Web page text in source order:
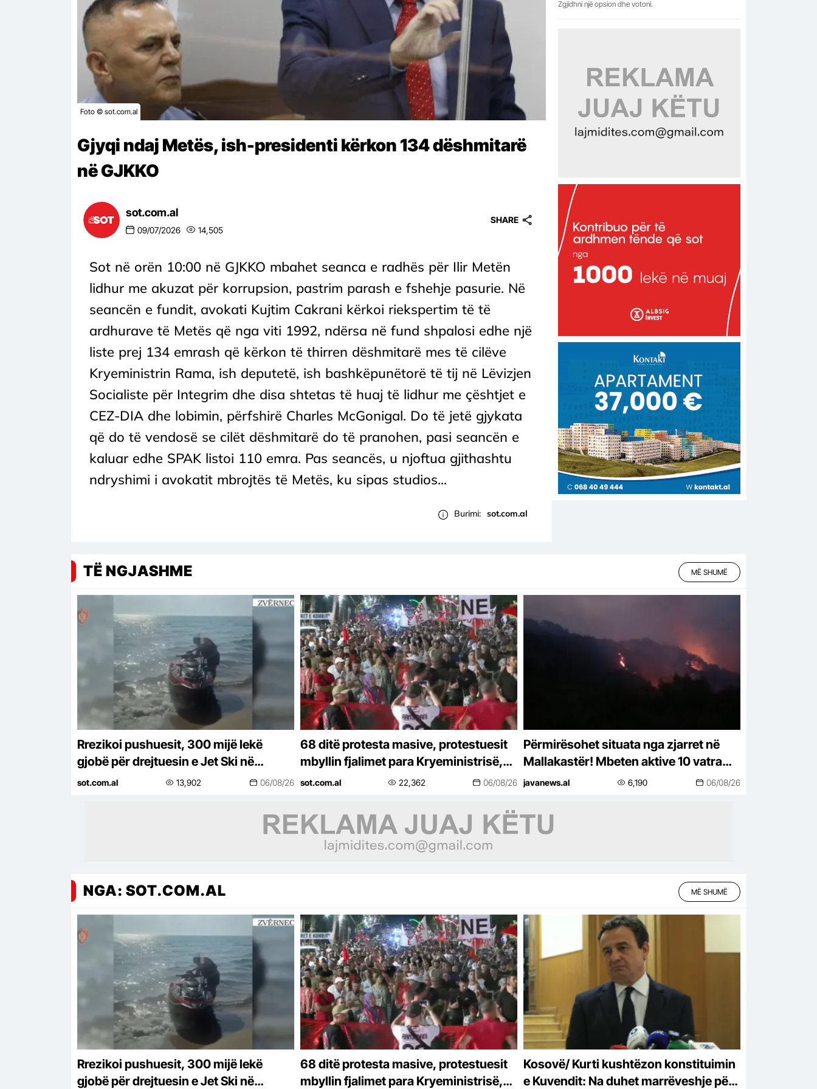
Foto © sot.com.al
Gjyqi ndaj Metës, ish-presidenti kërkon 134 dëshmitarë
në GJKKO
sot.com.al
09/07/2026 14,505
SHARE
Sot në orën 10:00 në GJKKO mbahet seanca e radhës për Ilir Metën
lidhur me akuzat për korrupsion, pastrim parash e fshehje pasurie. Në
seancën e fundit, avokati Kujtim Cakrani kërkoi riekspertim të të
ardhurave të Metës që nga viti 1992, ndërsa në fund shpalosi edhe një
liste prej 134 emrash që kërkon të thirren dëshmitarë mes të cilëve
Kryeministrin Rama, ish deputetë, ish bashkëpunëtorë të tij në Lëvizjen
Socialiste për Integrim dhe disa shtetas të huaj të lidhur me çështjet e
CEZ-DIA dhe lobimin, përfshirë Charles McGonigal. Do të jetë gjykata
që do të vendosë se cilët dëshmitarë do të pranohen, pasi seancën e
kaluar edhe SPAK listoi 110 emra. Pas seancës, u njoftua gjithashtu
ndryshimi i avokatit mbrojtës të Metës, ku sipas studios...
Burimi: sot.com.al
Zgjidhni një opsion dhe votoni.
TË NGJASHME MË SHUMË
Rrezikoi pushuesit, 300 mijë lekë
gjobë për drejtuesin e Jet Ski në
Zvërnec
sot.com.al 13,902 06/08/26
68 ditë protesta masive, protestuesit
mbyllin fjalimet para Kryeministrisë,
marshojnë drejt Korpusit: Ju erdhi
sot.com.al 22,362 06/08/26
Përmirësohet situata nga zjarret në
Mallakastër! Mbeten aktive 10 vatra
nga veriu në jug
javanews.al 6,190 06/08/26
NGA: SOT.COM.AL MË SHUMË
Rrezikoi pushuesit, 300 mijë lekë
gjobë për drejtuesin e Jet Ski në
68 ditë protesta masive, protestuesit
mbyllin fjalimet para Kryeministrisë,
Kosovë/ Kurti kushtëzon konstituimin
e Kuvendit: Na duhet marrëveshje për